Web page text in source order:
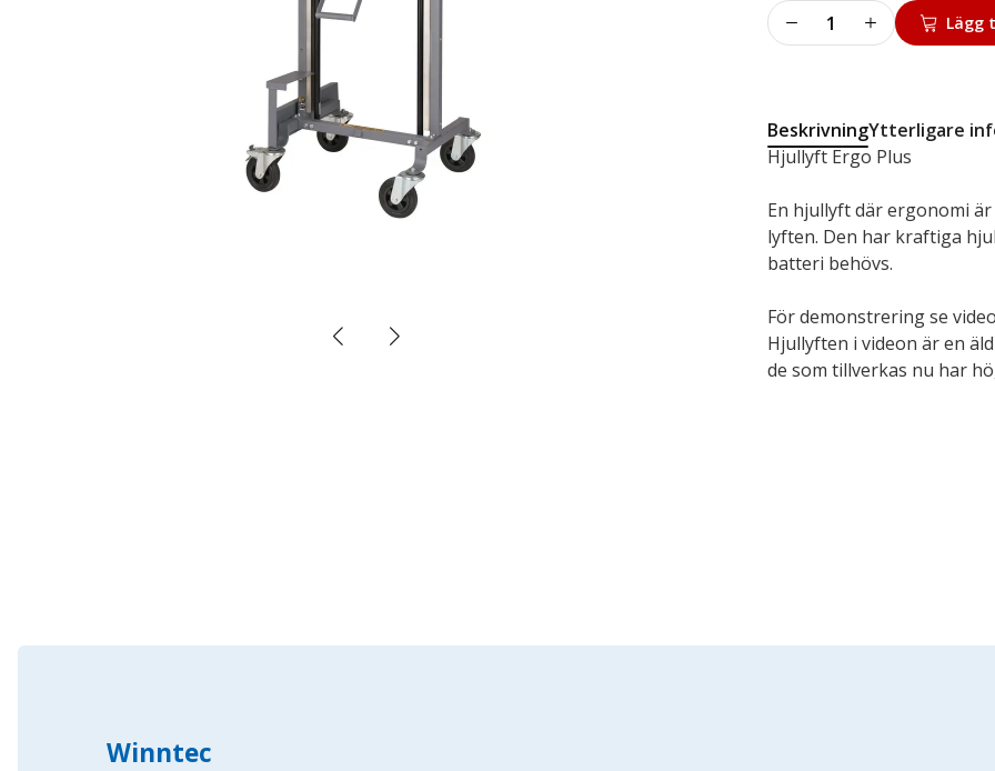
Hjullyft
mängd
Lägg
BeskrivningYtterligare
Hjullyft Ergo Plus
En hjullyft där ergonomi
lyften. Den har kraftiga
batteri behövs.
För demonstrering se
Hjullyften i videon är en
de som tillverkas nu har
Winntec